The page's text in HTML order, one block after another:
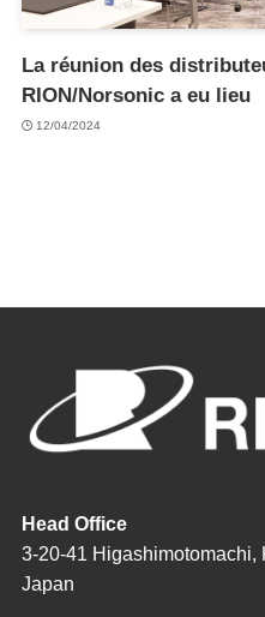
La réunion des
RION/Norsonic a eu lieu
12/04/2024
Head Office
3-20-41 Higashimotomachi,
Japan